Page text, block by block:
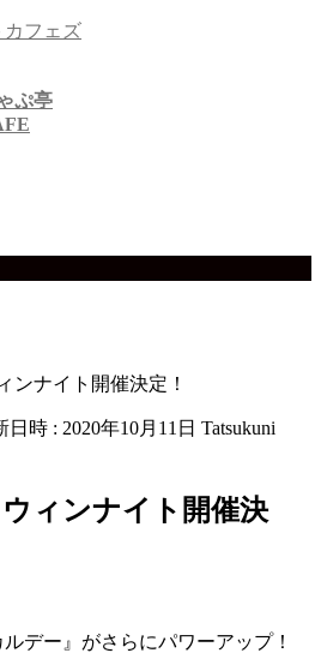
ぷ亭
ンナイト開催決定！
日時 : 2020年10月11日 Tatsukuni
デー』がさらにパワーアップ！